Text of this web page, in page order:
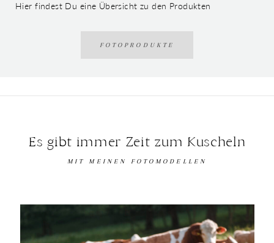
Hier findest Du eine Übersicht zu den Produkten
FOTOPRODUKTE
Es gibt immer Zeit zum Kuscheln
MIT MEINEN FOTOMODELLEN